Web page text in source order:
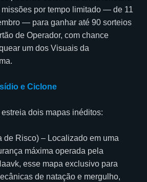
por tempo limitado — de 11
— para ganhar até 90 sorteios
de Operador, com chance
um dos Visuais da
e Ciclone
dois mapas inéditos:
de Risco) – Localizado em uma
máxima operada pela
esse mapa exclusivo para
de natação e mergulho,